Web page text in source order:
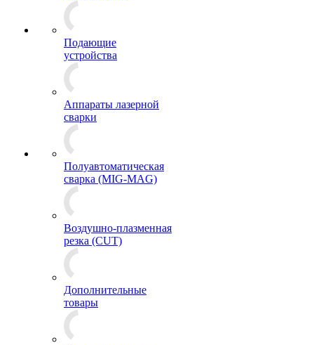
Подающие
устройства
Аппараты лазерной
сварки
Полуавтоматическая
сварка (MIG-MAG)
Воздушно-плазменная
резка (CUT)
Дополнительные
товары